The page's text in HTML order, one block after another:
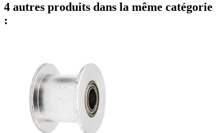
4 autres produits dans la même catégorie
: